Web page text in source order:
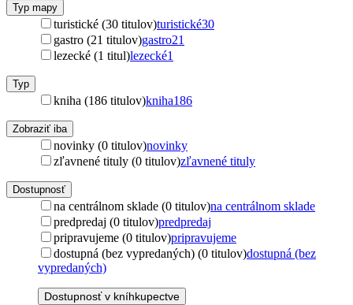
Typ mapy
turistické (30 titulov)turistické30
gastro (21 titulov)gastro21
lezecké (1 titul)lezecké1
Typ
kniha (186 titulov)kniha186
Zobraziť iba
novinky (0 titulov)novinky
zľavnené tituly (0 titulov)zľavnené tituly
Dostupnosť
na centrálnom sklade (0 titulov)na centrálnom sklade
predpredaj (0 titulov)predpredaj
pripravujeme (0 titulov)pripravujeme
dostupná (bez vypredaných) (0 titulov)dostupná (bez
vypredaných)
Dostupnosť v kníhkupectve